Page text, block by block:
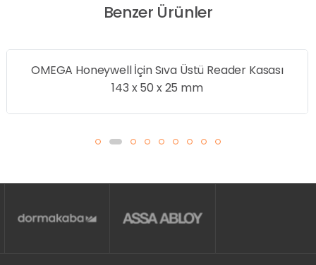
Benzer Ürünler
OMEGA Honeywell İçin Sıva Üstü Reader Kasası
143 x 50 x 25 mm